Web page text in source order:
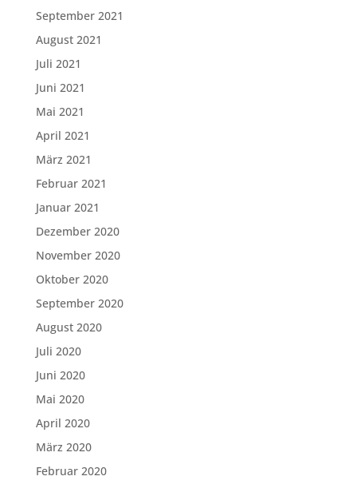
September 2021
August 2021
Juli 2021
Juni 2021
Mai 2021
April 2021
März 2021
Februar 2021
Januar 2021
Dezember 2020
November 2020
Oktober 2020
September 2020
August 2020
Juli 2020
Juni 2020
Mai 2020
April 2020
März 2020
Februar 2020